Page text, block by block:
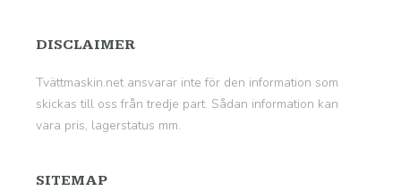
DISCLAIMER
Tvättmaskin.net ansvarar inte för den information som
skickas till oss från tredje part. Sådan information kan
vara pris, lagerstatus mm.
SITEMAP